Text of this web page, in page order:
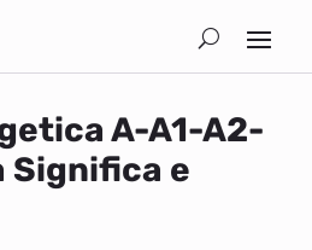
A-A1-A2-
Significa e